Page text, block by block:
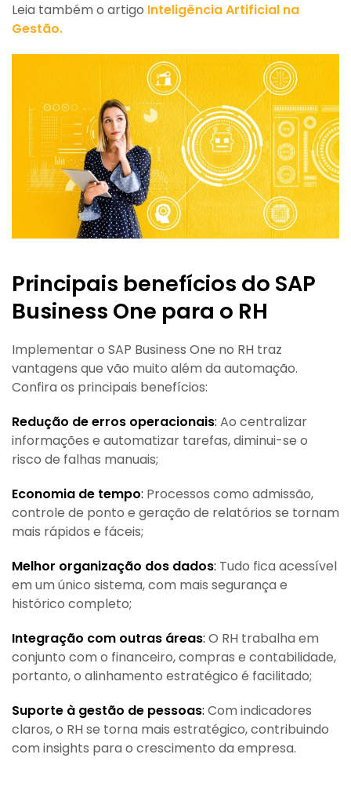
Leia também o artigo Inteligência Artificial na
Gestão.
Principais benefícios do SAP
Business One para o RH
Implementar o SAP Business One no RH traz
vantagens que vão muito além da automação.
Confira os principais benefícios:
Redução de erros operacionais: Ao centralizar
informações e automatizar tarefas, diminui-se o
risco de falhas manuais;
Economia de tempo: Processos como admissão,
controle de ponto e geração de relatórios se tornam
mais rápidos e fáceis;
Melhor organização dos dados: Tudo fica acessível
em um único sistema, com mais segurança e
histórico completo;
Integração com outras áreas: O RH trabalha em
conjunto com o financeiro, compras e contabilidade,
portanto, o alinhamento estratégico é facilitado;
Suporte à gestão de pessoas: Com indicadores
claros, o RH se torna mais estratégico, contribuindo
com insights para o crescimento da empresa.